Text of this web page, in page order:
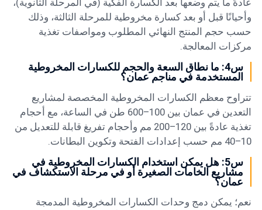
وأحيانًا قبل أو بعد كسارة مخروطية للمرحلة الثالثة، وذلك
حسب حجم المنتج النهائي المطلوب ومواصفات تغذية
مركزات المعالجة.
س4: ما نطاق السعة والحجم للكسارات المخروطية
المستخدمة في مناجم عمان؟
تتراوح معظم الكسارات المخروطية المخصصة لمشاريع
التعدين في عمان بين 100–600 طن في الساعة، مع أحجام
تغذية عادةً بين 120–200 مم وأحجام تفريغ قابلة للتعديل من
10–40 مم حسب إعدادات الفتحة وتكوين البطانات.
س5: هل يمكن استخدام الكسارات المخروطية في
مشاريع الخامات الصغيرة أو في مرحلة الاستكشاف في
عمان؟
نعم؛ يمكن دمج وحدات الكسارات المخروطية المدمجة